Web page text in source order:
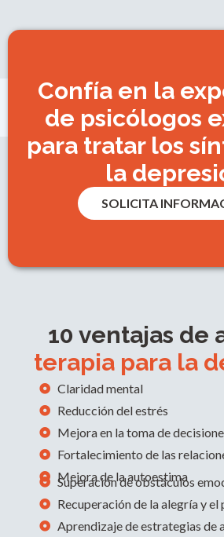
Confía en la
de psicólogos
para tratar los
la
SOLICITA
10 ventajas de
terapia para la
Claridad mental
Reducción del estrés
Mejora en la toma de
Fortalecimiento de las
Mejora de la autoestima
Superación de obstáculos
Recuperación de la alegría y el
Aprendizaje de estrategias de